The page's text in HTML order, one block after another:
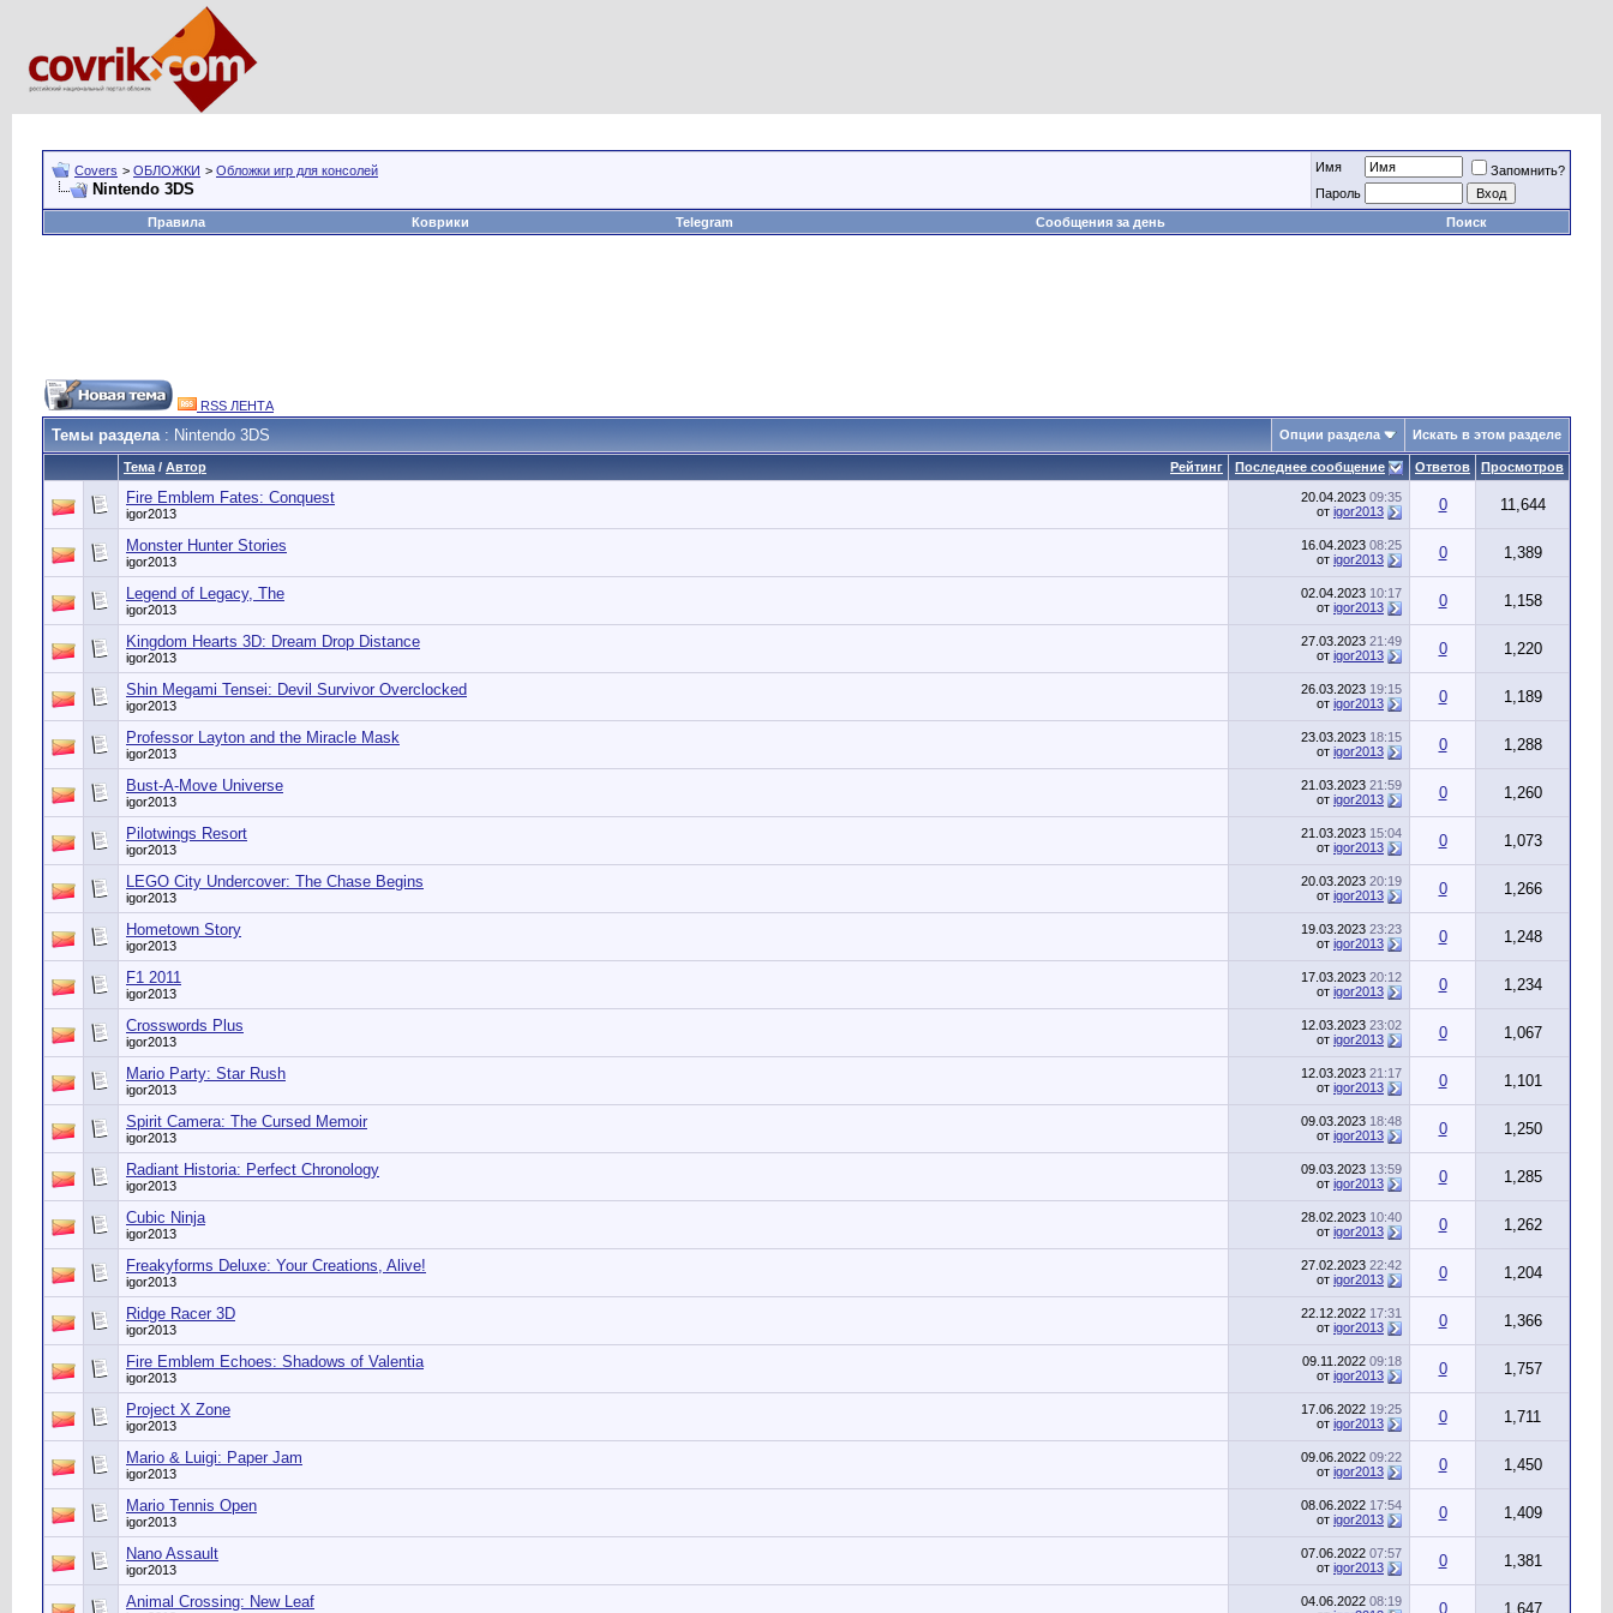
Covers > ОБЛОЖКИ > Обложки игр для консолей
Nintendo 3DS
Имя
Запомнить?
Пароль
Правила
Коврики Telegram Сообщения за день Поиск
RSS ЛЕНТА
Темы раздела: Nintendo 3DS Опции раздела Искать в этом разделе
Рейтинг
Тема / Автор Последнее сообщение Ответов Просмотров
Fire Emblem Fates: Conquest
igor2013
20.04.2023 09:35
от igor2013 0 11,644
Monster Hunter Stories
igor2013
16.04.2023 08:25
от igor2013 0 1,389
Legend of Legacy, The
igor2013
02.04.2023 10:17
от igor2013 0 1,158
Kingdom Hearts 3D: Dream Drop Distance
igor2013
27.03.2023 21:49
от igor2013 0 1,220
Shin Megami Tensei: Devil Survivor Overclocked
igor2013
26.03.2023 19:15
от igor2013 0 1,189
Professor Layton and the Miracle Mask
igor2013
23.03.2023 18:15
от igor2013 0 1,288
Bust-A-Move Universe
igor2013
21.03.2023 21:59
от igor2013 0 1,260
Pilotwings Resort
igor2013
21.03.2023 15:04
от igor2013 0 1,073
LEGO City Undercover: The Chase Begins
igor2013
20.03.2023 20:19
от igor2013 0 1,266
Hometown Story
igor2013
19.03.2023 23:23
от igor2013 0 1,248
F1 2011
igor2013
17.03.2023 20:12
от igor2013 0 1,234
Crosswords Plus
igor2013
12.03.2023 23:02
от igor2013 0 1,067
Mario Party: Star Rush
igor2013
12.03.2023 21:17
от igor2013 0 1,101
Spirit Camera: The Cursed Memoir
igor2013
09.03.2023 18:48
от igor2013 0 1,250
Radiant Historia: Perfect Chronology
igor2013
09.03.2023 13:59
от igor2013 0 1,285
Cubic Ninja
igor2013
28.02.2023 10:40
от igor2013 0 1,262
Freakyforms Deluxe: Your Creations, Alive!
igor2013
27.02.2023 22:42
от igor2013 0 1,204
Ridge Racer 3D
igor2013
22.12.2022 17:31
от igor2013 0 1,366
Fire Emblem Echoes: Shadows of Valentia
igor2013
09.11.2022 09:18
от igor2013 0 1,757
Project X Zone
igor2013
17.06.2022 19:25
от igor2013 0 1,711
Mario & Luigi: Paper Jam
igor2013
09.06.2022 09:22
от igor2013 0 1,450
Mario Tennis Open
igor2013
08.06.2022 17:54
от igor2013 0 1,409
Nano Assault
igor2013
07.06.2022 07:57
от igor2013 0 1,381
Animal Crossing: New Leaf 04.06.2022 08:19
0 1,647